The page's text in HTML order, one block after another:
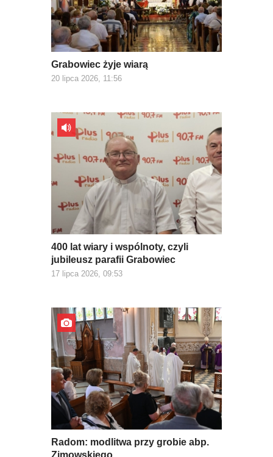
Grabowiec żyje wiarą
20 lipca 2026, 11:56
400 lat wiary i wspólnoty, czyli
jubileusz parafii Grabowiec
17 lipca 2026, 09:53
Radom: modlitwa przy grobie abp.